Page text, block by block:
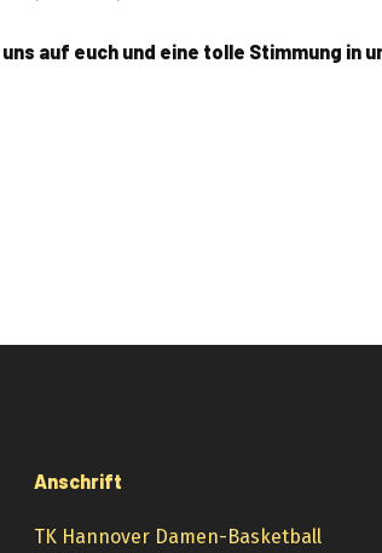
auf euch und eine tolle Stimmung in
Anschrift
TK Hannover Damen-Basketball